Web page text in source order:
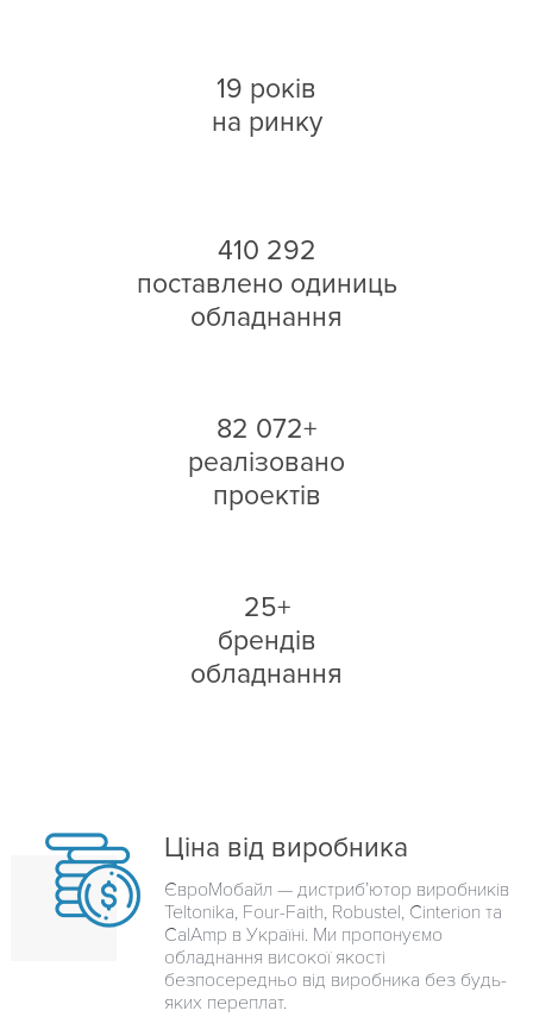
19 років
на ринку
410 292
поставлено одиниць
обладнання
82 072+
реалізовано
проектів
25+
брендів
обладнання
Ціна від виробника
ЄвроМобайл — дистрибʼютор виробників
Teltonika, Four-Faith, Robustel, Cinterion та
CalAmp в Україні. Ми пропонуємо
обладнання високої якості
безпосередньо від виробника без будь-
яких переплат.